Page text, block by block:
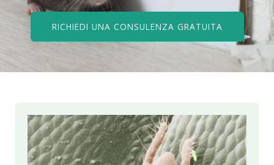
RICHIEDI UNA CONSULENZA GRATUITA